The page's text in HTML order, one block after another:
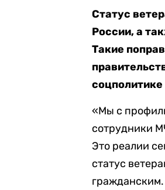
Статус
России, а
Такие
«Мы с
сотрудники
Это реалии
статус